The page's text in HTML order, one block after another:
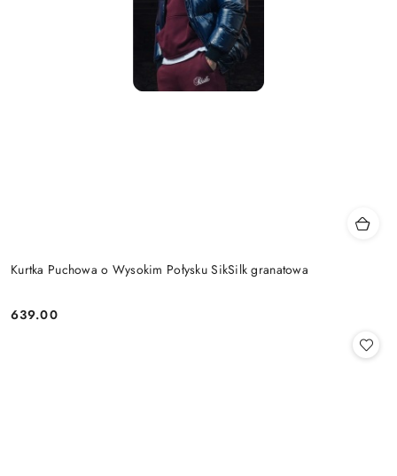
Kurtka Puchowa o Wysokim Połysku SikSilk granatowa
Cena:
639.00